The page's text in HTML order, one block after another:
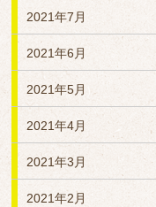
2021年7月
2021年6月
2021年5月
2021年4月
2021年3月
2021年2月